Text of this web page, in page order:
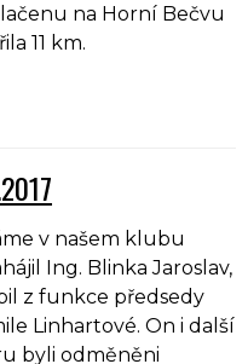
na Horní Bečvu
11 km.
v našem klubu
Ing. Blinka Jaroslav,
z funkce předsedy
Linhartové. On i další
byli odměněni